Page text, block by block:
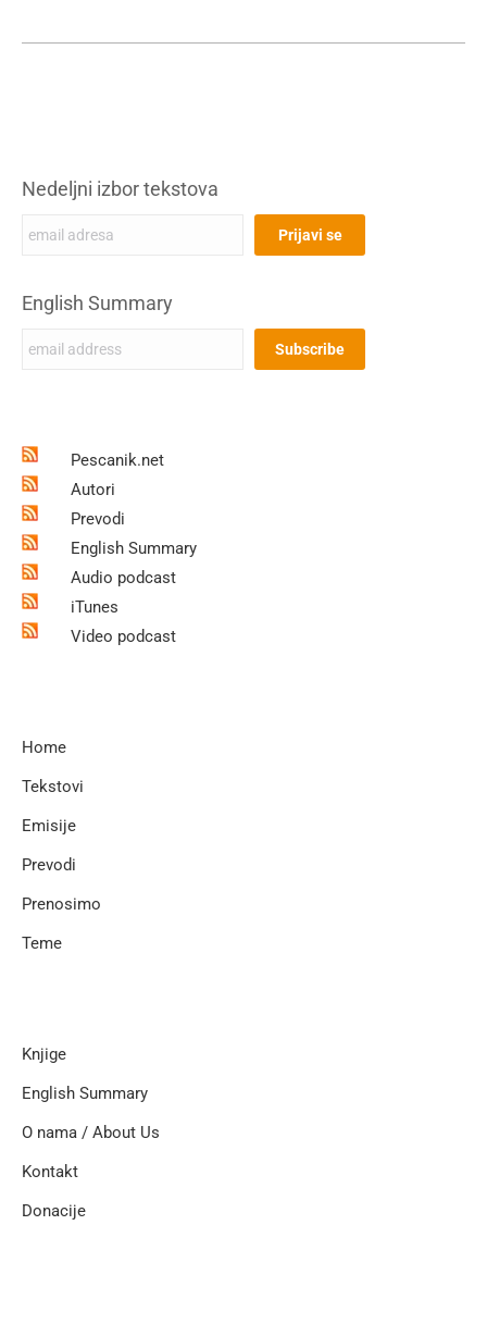
Nedeljni izbor tekstova
English Summary
Pescanik.net
Autori
Prevodi
English Summary
Audio podcast
iTunes
Video podcast
Home
Tekstovi
Emisije
Prevodi
Prenosimo
Teme
Knjige
English Summary
O nama / About Us
Kontakt
Donacije